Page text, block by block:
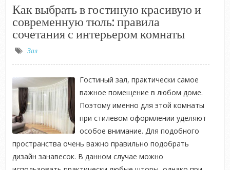
Как выбрать в гостиную красивую и
современную тюль: правила
сочетания с интерьером комнаты
Зал
Гостиный зал, практически самое
важное помещение в любом доме.
Поэтому именно для этой комнаты
при стилевом оформлении уделяют
особое внимание. Для подобного
пространства очень важно правильно подобрать
дизайн занавесок. В данном случае можно